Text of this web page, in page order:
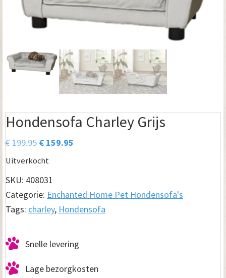
Hondensofa Charley Grijs
€199.95 Oorspronkelijke
prijs
€ 199.95.
€ 159.95
Uitverkocht
SKU: 408031
Categorie: Enchanted Home Pet Hondensofa's
Tags: charley, Hondensofa
Snelle levering
Lage bezorgkosten